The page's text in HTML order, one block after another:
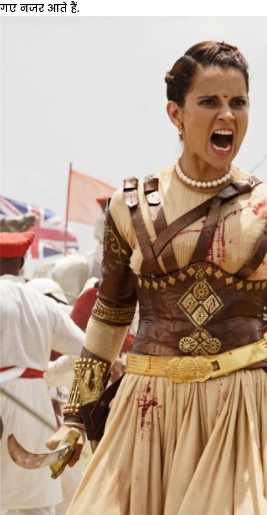
गए नजर आते हैं.